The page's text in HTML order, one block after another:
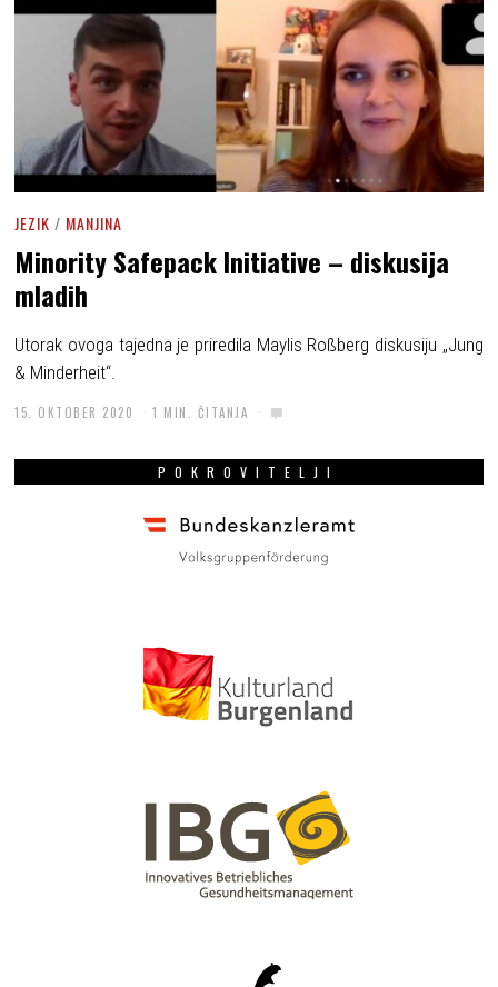
JEZIK / MANJINA
Minority Safepack Initiative – diskusija
mladih
Utorak ovoga tajedna je priredila Maylis Roßberg diskusiju „Jung
& Minderheit“.
15. OKTOBER 2020 1 MIN. ČITANJA
POKROVITELJI